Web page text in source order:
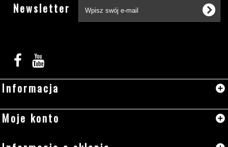
Newsletter
Informacja
Moje konto